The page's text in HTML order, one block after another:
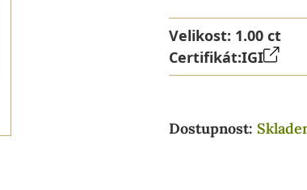
Velikost: 1.00 ct
Certifikát:IGI
Dostupnost: